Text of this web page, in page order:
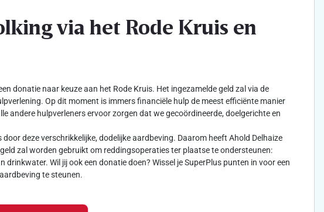
via het Rode Kruis en
donatie naar keuze aan het Rode Kruis. Het ingezamelde geld zal via de
Op dit moment is immers financiële hulp de meest efficiënte manier
andere hulpverleners ervoor zorgen dat we gecoördineerde, doelgerichte en
deze verschrikkelijke, dodelijke aardbeving. Daarom heeft Ahold Delhaize
zal worden gebruikt om reddingsoperaties ter plaatse te ondersteunen:
Wil jij ook een donatie doen? Wissel je SuperPlus punten in voor een
te steunen.